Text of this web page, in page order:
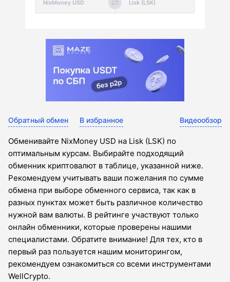
Обратный обмен В избранное Видеообзор
Обменивайте NixMoney USD на Lisk (LSK) по
оптимальным курсам. Выбирайте подходящий
обменник криптовалют в таблице, указанной ниже.
Рекомендуем учитывать ваши пожелания по сумме
обмена при выборе обменного сервиса, так как в
разных пунктах может быть различное количество
нужной вам валюты. В рейтинге участвуют только
онлайн обменники, которые проверены нашими
специалистами. Обратите внимание! Для тех, кто в
первый раз пользуется нашим мониторингом,
рекомендуем ознакомиться со всеми инструментами
WellCrypto.